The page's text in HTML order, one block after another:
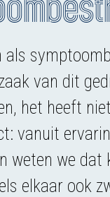
als
van dit
het heeft
vanuit
weten we dat
elkaar ook